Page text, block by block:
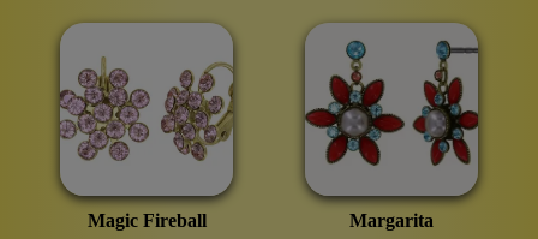
Magic Fireball Margarita